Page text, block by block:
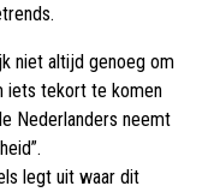
niet altijd genoeg om
iets tekort te komen
Nederlanders neemt
legt uit waar dit